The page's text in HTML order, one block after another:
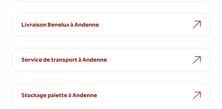
Livraison Benelux à Andenne
Service de transport à Andenne
Stockage palette à Andenne